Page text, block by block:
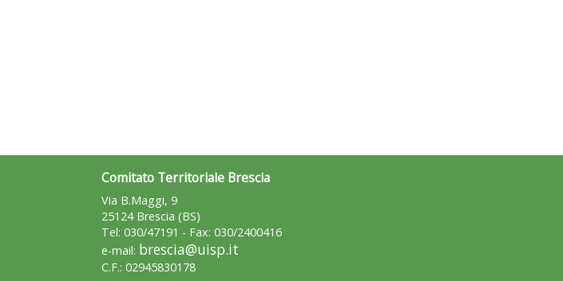
Comitato Territoriale Brescia
Via B.Maggi, 9
25124 Brescia (BS)
Tel: 030/47191 - Fax: 030/2400416
e-mail: brescia@uisp.it
C.F.: 02945830178